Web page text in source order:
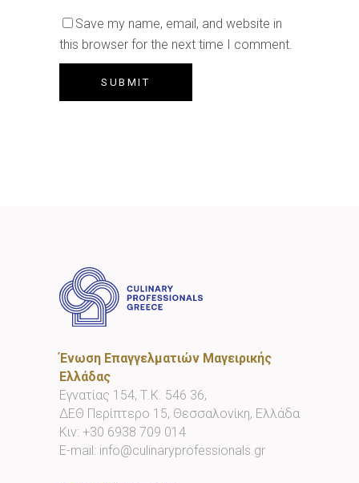
Save my name, email, and website in
this browser for the next time I comment.
Ένωση Επαγγελματιών Μαγειρικής
Ελλάδας
Εγνατίας 154, Τ.Κ. 546 36,
ΔΕΘ Περίπτερο 15, Θεσσαλονίκη, Ελλάδα
Κιν: +30 6938 709 014
E-mail: info@culinaryprofessionals.gr